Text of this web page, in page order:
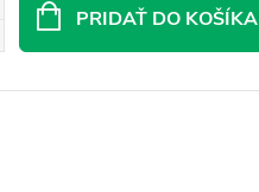
PRIDAŤ DO KOŠÍKA